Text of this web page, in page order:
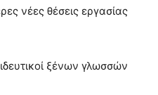
νέες θέσεις εργασίας
ξένων γλωσσών